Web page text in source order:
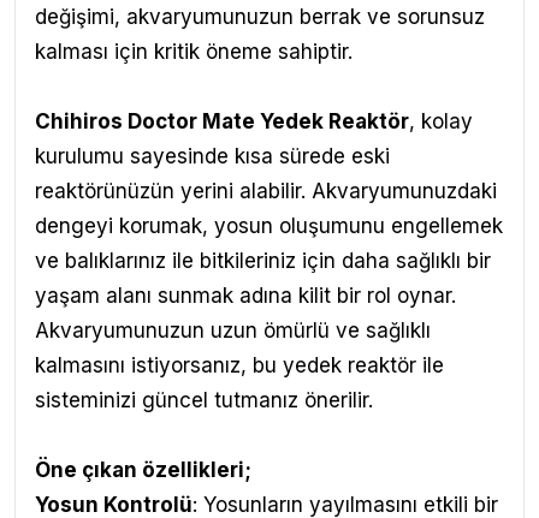
değişimi, akvaryumunuzun berrak ve sorunsuz
kalması için kritik öneme sahiptir.
Chihiros Doctor Mate Yedek Reaktör, kolay
kurulumu sayesinde kısa sürede eski
reaktörünüzün yerini alabilir. Akvaryumunuzdaki
dengeyi korumak, yosun oluşumunu engellemek
ve balıklarınız ile bitkileriniz için daha sağlıklı bir
yaşam alanı sunmak adına kilit bir rol oynar.
Akvaryumunuzun uzun ömürlü ve sağlıklı
kalmasını istiyorsanız, bu yedek reaktör ile
sisteminizi güncel tutmanız önerilir.
Öne çıkan özellikleri;
Yosun Kontrolü: Yosunların yayılmasını etkili bir